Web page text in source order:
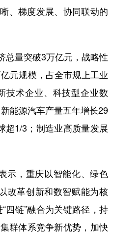
、梯度发展、协同联动的
量突破3万亿元，战略性
元规模，占全市规上工业
技术企业、科技型企业数
能源汽车产量五年增长29
超‌1/3‌；制造业高质量发展
，重庆以智能化、绿色
改革创新和数智赋能为核
四链”融合为关键路径，持
群体系竞争新优势，加快